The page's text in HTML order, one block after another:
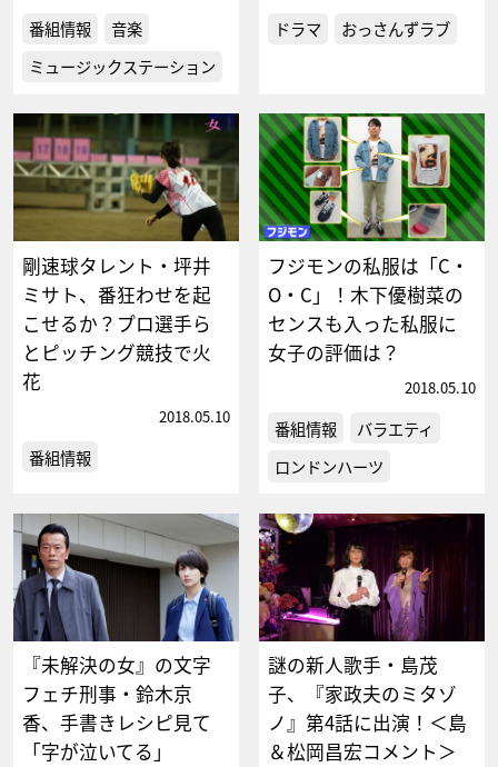
番組情報
音楽
ミュージックステーション
ドラマ おっさんずラブ
剛速球タレント・坪井
ミサト、番狂わせを起
こせるか？プロ選手ら
とピッチング競技で火
花
2018.05.10
番組情報
フジモンの私服は「C・
O・C」！木下優樹菜の
センスも入った私服に
女子の評価は？
2018.05.10
番組情報
バラエティ
ロンドンハーツ
『未解決の女』の文字
フェチ刑事・鈴木京
香、手書きレシピ見て
「字が泣いてる」
謎の新人歌手・島茂
子、『家政夫のミタゾ
ノ』第4話に出演！＜島
＆松岡昌宏コメント＞